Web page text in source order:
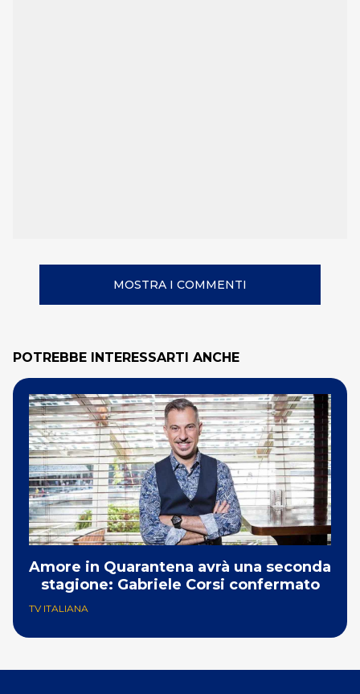
MOSTRA I COMMENTI
POTREBBE INTERESSARTI ANCHE
Amore in Quarantena avrà una seconda
stagione: Gabriele Corsi confermato
TV ITALIANA